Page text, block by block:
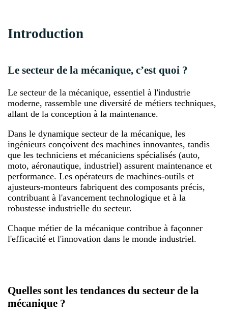
Introduction
Le secteur de la mécanique, c’est quoi ?
Le secteur de la mécanique, essentiel à l'industrie
moderne, rassemble une diversité de métiers techniques,
allant de la conception à la maintenance.
Dans le dynamique secteur de la mécanique, les
ingénieurs conçoivent des machines innovantes, tandis
que les techniciens et mécaniciens spécialisés (auto,
moto, aéronautique, industriel) assurent maintenance et
performance. Les opérateurs de machines-outils et
ajusteurs-monteurs fabriquent des composants précis,
contribuant à l'avancement technologique et à la
robustesse industrielle du secteur.
Chaque métier de la mécanique contribue à façonner
l'efficacité et l'innovation dans le monde industriel.
Quelles sont les tendances du secteur de la
mécanique ?